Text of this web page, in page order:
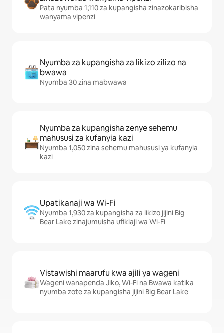
Pata nyumba 1,110 za kupangisha zinazokaribisha
wanyama vipenzi
Nyumba za kupangisha za likizo zilizo na
bwawa
Nyumba 30 zina mabwawa
Nyumba za kupangisha zenye sehemu
mahususi za kufanyia kazi
Nyumba 1,050 zina sehemu mahususi ya kufanyia
kazi
Upatikanaji wa Wi-Fi
Nyumba 1,930 za kupangisha za likizo jijini Big
Bear Lake zinajumuisha ufikiaji wa Wi-Fi
Vistawishi maarufu kwa ajili ya wageni
Wageni wanapenda Jiko, Wi-Fi na Bwawa katika
nyumba zote za kupangisha jijini Big Bear Lake